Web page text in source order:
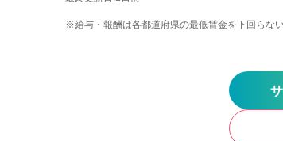
※給与・報酬は各都道府県の最低賃金を下回らな